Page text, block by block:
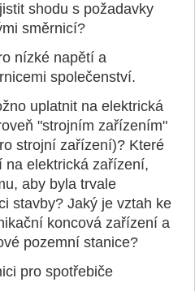
shodu s požadavky
směrnicí?
nízké napětí a
společenství.
uplatnit na elektrická
"strojním zařízením"
strojní zařízení)? Které
na elektrická zařízení,
aby byla trvale
stavby? Jaký je vztah ke
koncová zařízení a
pozemní stanice?
pro spotřebiče